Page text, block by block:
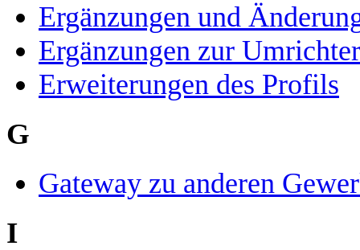
Ergänzungen und
Ergänzungen zur
Erweiterungen des Profils
G
Gateway zu anderen
I